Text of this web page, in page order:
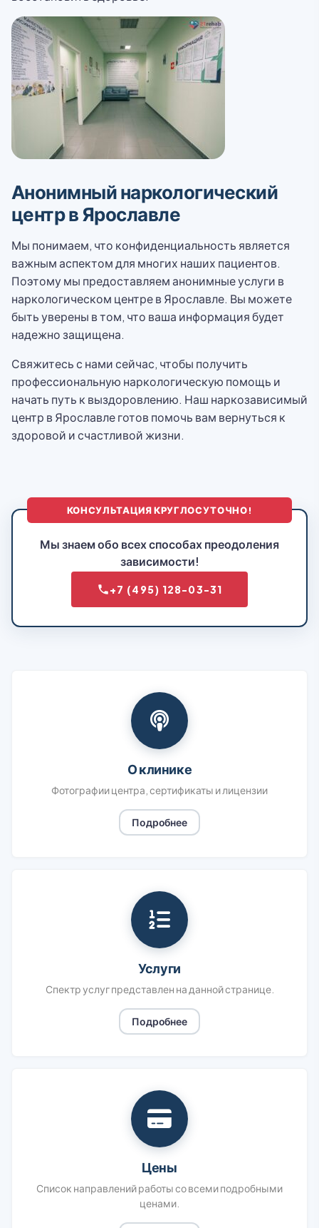
Анонимный наркологический
центр в Ярославле
Мы понимаем, что конфиденциальность является
важным аспектом для многих наших пациентов.
Поэтому мы предоставляем анонимные услуги в
наркологическом центре в Ярославле. Вы можете
быть уверены в том, что ваша информация будет
надежно защищена.
Свяжитесь с нами сейчас, чтобы получить
профессиональную наркологическую помощь и
начать путь к выздоровлению. Наш наркозависимый
центр в Ярославле готов помочь вам вернуться к
здоровой и счастливой жизни.
КОНСУЛЬТАЦИЯ КРУГЛОСУТОЧНО!
Мы знаем обо всех способах преодоления
зависимости!
+7 (495) 128-03-31
О клинике
Фотографии центра, сертификаты и лицензии
Подробнее
Услуги
Спектр услуг представлен на данной странице.
Подробнее
Цены
Список направлений работы со всеми подробными
ценами.